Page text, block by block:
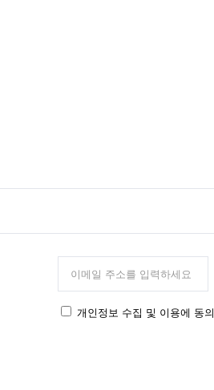
개인정보 수집 및 이용에 동의